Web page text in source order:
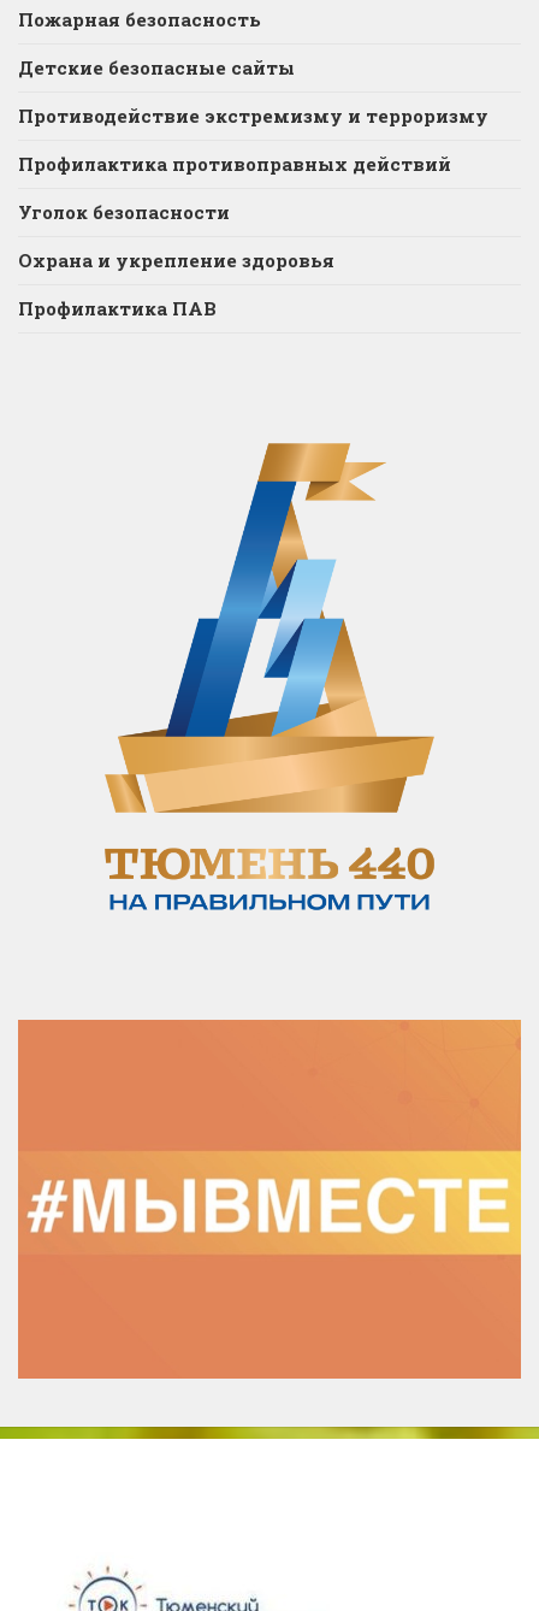
Пожарная безопасность
Детские безопасные сайты
Противодействие экстремизму и терроризму
Профилактика противоправных действий
Уголок безопасности
Охрана и укрепление здоровья
Профилактика ПАВ